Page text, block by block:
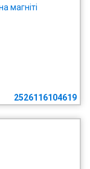
магніті
2526116104619